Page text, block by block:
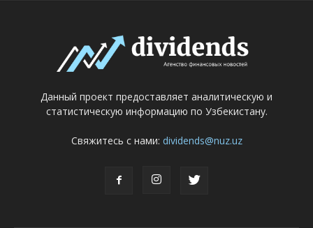
Данный проект предоставляет аналитическую и
статистическую информацию по Узбекистану.
Свяжитесь с нами: dividends@nuz.uz